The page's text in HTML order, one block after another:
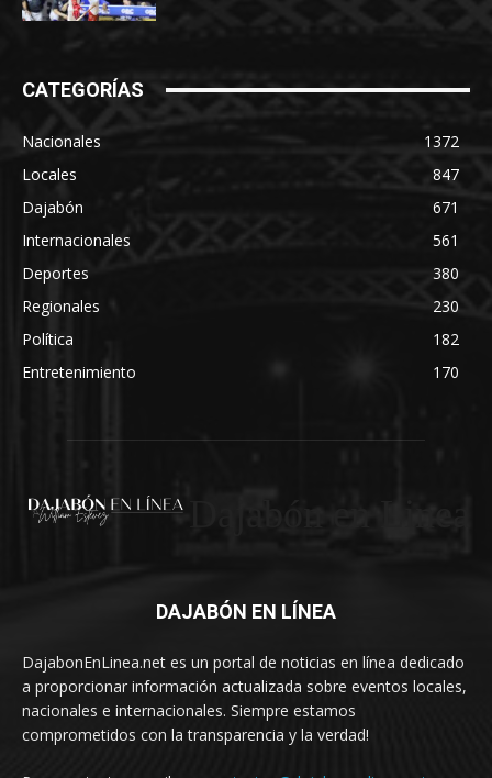
CATEGORÍAS
Nacionales
1372
Locales
847
Dajabón
671
Internacionales
561
Deportes
380
Regionales
230
Política
182
Entretenimiento
170
DAJABÓN EN LÍNEA
DajabonEnLinea.net es un portal de noticias en línea dedicado
a proporcionar información actualizada sobre eventos locales,
nacionales e internacionales. Siempre estamos
comprometidos con la transparencia y la verdad!